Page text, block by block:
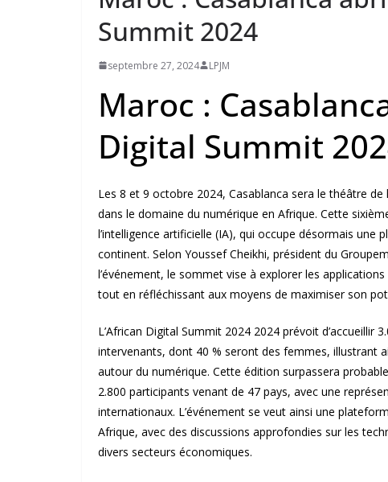
Summit 2024
septembre 27, 2024 LPJM
Maroc :
Digital Summit
Les 8 et 9 octobre 2024, Casablanca sera le théâtre
dans le domaine du numérique en Afrique. Cette
l’intelligence artificielle (IA), qui occupe désormais
continent. Selon Youssef Cheikhi, président du
l’événement, le sommet vise à explorer les
tout en réfléchissant aux moyens de maximiser son
L’African Digital Summit 2024 2024 prévoit d’accueillir
intervenants, dont 40 % seront des femmes, illustrant
autour du numérique. Cette édition surpassera
2.800 participants venant de 47 pays, avec une
internationaux. L’événement se veut ainsi une
Afrique, avec des discussions approfondies sur les
divers secteurs économiques.